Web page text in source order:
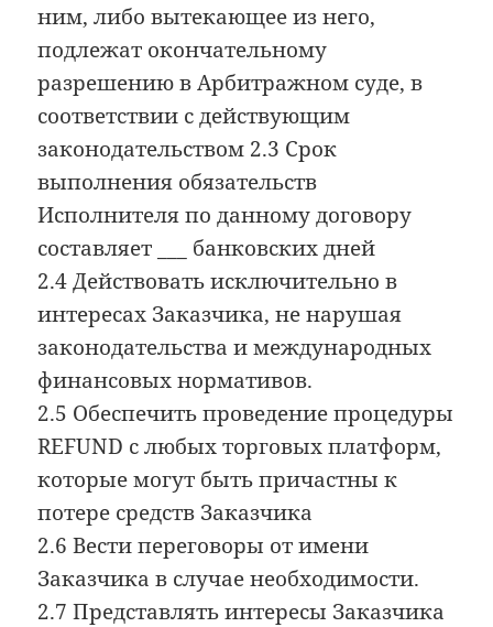
ним, либо вытекающее из него,
подлежат окончательному
разрешению в Арбитражном суде, в
соответствии с действующим
законодательством 2.3 Срок
выполнения обязательств
Исполнителя по данному договору
составляет ___ банковских дней
2.4 Действовать исключительно в
интересах Заказчика, не нарушая
законодательства и международных
финансовых нормативов.
2.5 Обеспечить проведение процедуры
REFUND с любых торговых платформ,
которые могут быть причастны к
потере средств Заказчика
2.6 Вести переговоры от имени
Заказчика в случае необходимости.
2.7 Представлять интересы Заказчика